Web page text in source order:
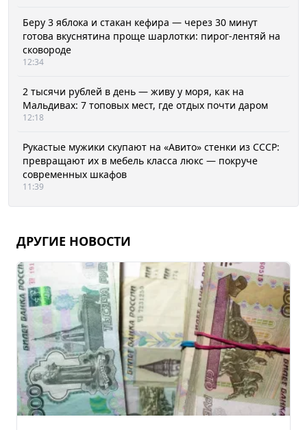
Беру 3 яблока и стакан кефира — через 30 минут
готова вкуснятина проще шарлотки: пирог-лентяй на
сковороде
12:34
2 тысячи рублей в день — живу у моря, как на
Мальдивах: 7 топовых мест, где отдых почти даром
12:18
Рукастые мужики скупают на «Авито» стенки из СССР:
превращают их в мебель класса люкс — покруче
современных шкафов
11:39
ДРУГИЕ НОВОСТИ